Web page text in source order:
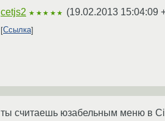
cetjs2 ★★★★★ (19.02.2013 15:04:09
Ссылка
ты считаешь юзабельным меню в